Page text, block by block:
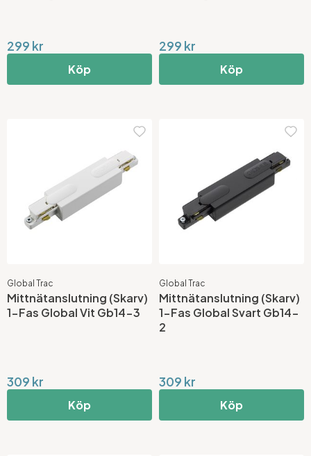
299 kr
Köp
299 kr
Köp
Global Trac
Mittnätanslutning (Skarv)
1-Fas Global Vit Gb14-3
309 kr
Köp
Global Trac
Mittnätanslutning (Skarv)
1-Fas Global Svart Gb14-
2
309 kr
Köp